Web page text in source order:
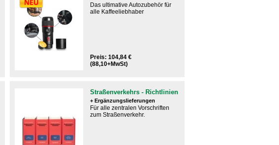
Das ultimative Autozubehör für
alle Kaffeeliebhaber​
Preis: 104,84 €
(88,10+MwSt)
Straßenverkehrs - Richtlinien
+ Ergänzungslieferungen
Für alle zentralen Vorschriften
zum Straßenverkehr.